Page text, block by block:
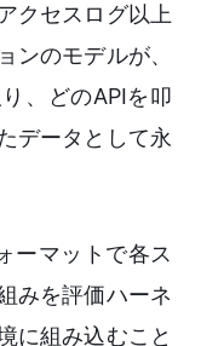
クセスログ以上
ンのモデルが、
、どのAPIを叩
データとして永
ーマットで各ス
みを評価ハーネ
に組み込むこと